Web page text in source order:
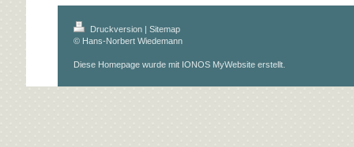
Druckversion | Sitemap
© Hans-Norbert Wiedemann
Diese Homepage wurde mit IONOS MyWebsiteerstellt.